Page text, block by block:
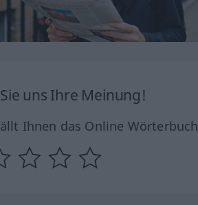
uns Ihre Meinung!
Ihnen das Online